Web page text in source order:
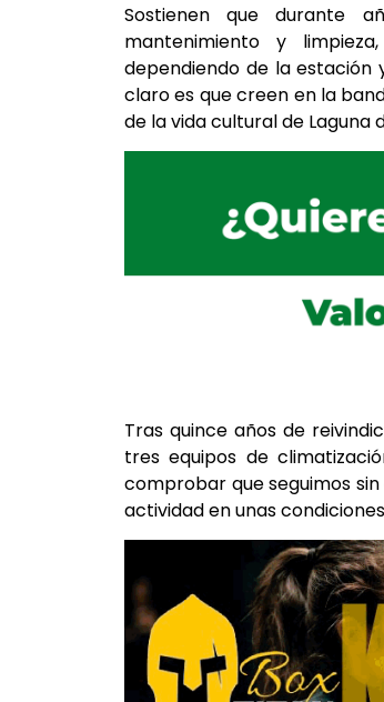
Sostienen que durante
mantenimiento y
dependiendo de la estación
claro es que creen en la
de la vida cultural de Laguna
Tras quince años de
tres equipos de
comprobar que seguimos
actividad en unas